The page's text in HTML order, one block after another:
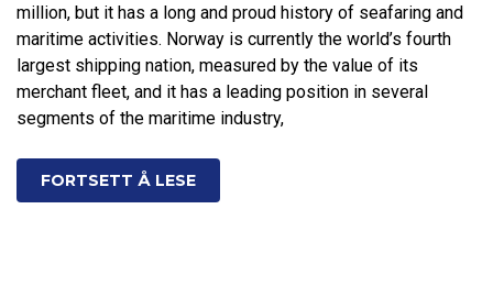
million, but it has a long and proud history of seafaring and
maritime activities. Norway is currently the world’s fourth
largest shipping nation, measured by the value of its
merchant fleet, and it has a leading position in several
segments of the maritime industry,
FORTSETT Å LESE